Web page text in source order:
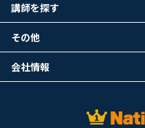
講師を探す
その他
会社情報